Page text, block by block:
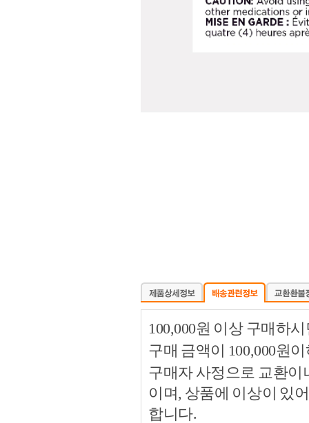
100,000원 이상 구매하
구매 금액이 100,000원
구매자 사정으로 교환이
이며, 상품에 이상이 있
합니다.